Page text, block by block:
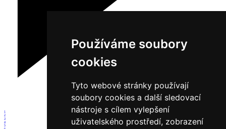
Používáme soubory
cookies
Tyto webové stránky používají
soubory cookies a další sledovací
nástroje s cílem vylepšení
uživatelského prostředí, zobrazení
1
2
3
4
5